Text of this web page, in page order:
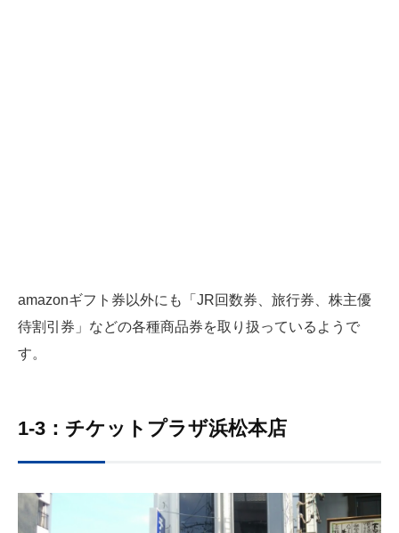
amazonギフト券以外にも「JR回数券、旅行券、株主優
待割引券」などの各種商品券を取り扱っているようで
す。
1-3：チケットプラザ浜松本店